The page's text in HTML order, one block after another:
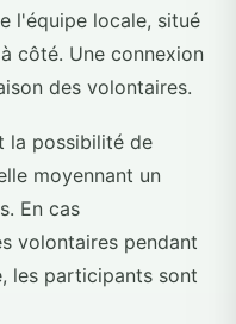
l'équipe locale, situé
côté. Une connexion
des volontaires.
la possibilité de
moyennant un
En cas
volontaires pendant
les participants sont